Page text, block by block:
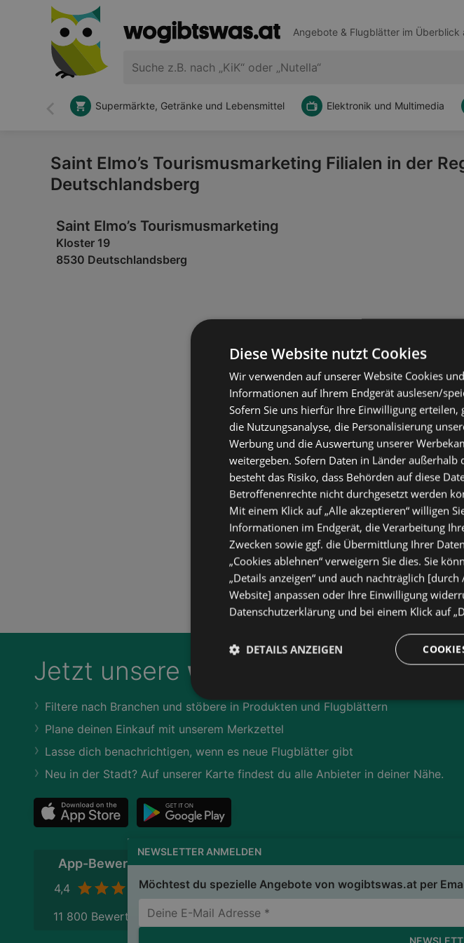
Angebote & Flugblätter im Überblick
Zurück
Supermärkte, Getränke und Lebensmittel Elektronik und Multimedia
Saint Elmo’s Tourismusmarketing Filialen in der
Deutschlandsberg
NEWSLETTER ANMELDEN
Möchtest du spezielle Angebote von wogibtswas.at per
Saint Elmo’s Tourismusmarketing
Kloster 19
8530 Deutschlandsberg
Jetzt unsere wogibtswas.at App
Filtere nach Branchen und stöbere in Produkten und Flugblättern
Plane deinen Einkauf mit unserem Merkzettel
Lasse dich benachrichtigen, wenn es neue Flugblätter gibt
Neu in der Stadt? Auf unserer Karte findest du alle Anbieter in deiner Nähe.
App-Bewertung
4,4
11 800 Bewertungen
Diese Website nutzt Cookies
Wir verwenden auf unserer Website Cookies
Informationen auf Ihrem Endgerät auslesen/
Sofern Sie uns hierfür Ihre Einwilligung
die Nutzungsanalyse, die Personalisierung
Werbung und die Auswertung unserer
weitergeben. Sofern Daten in Länder
besteht das Risiko, dass Behörden auf diese
Betroffenenrechte nicht durchgesetzt werden
Mit einem Klick auf „Alle akzeptieren“ willigen
Informationen im Endgerät, die Verarbeitung
Zwecken sowie ggf. die Übermittlung Ihrer
„Cookies ablehnen“ verweigern Sie dies. Sie
„Details anzeigen“ und auch nachträglich
Website] anpassen oder Ihre Einwilligung
Datenschutzerklärung und bei einem Klick auf
DETAILS ANZEIGEN